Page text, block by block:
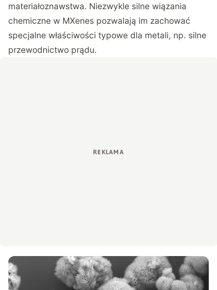
materiałoznawstwa. Niezwykle silne wiązania
chemiczne w MXenes pozwalają im zachować
specjalne właściwości typowe dla metali, np. silne
przewodnictwo prądu.